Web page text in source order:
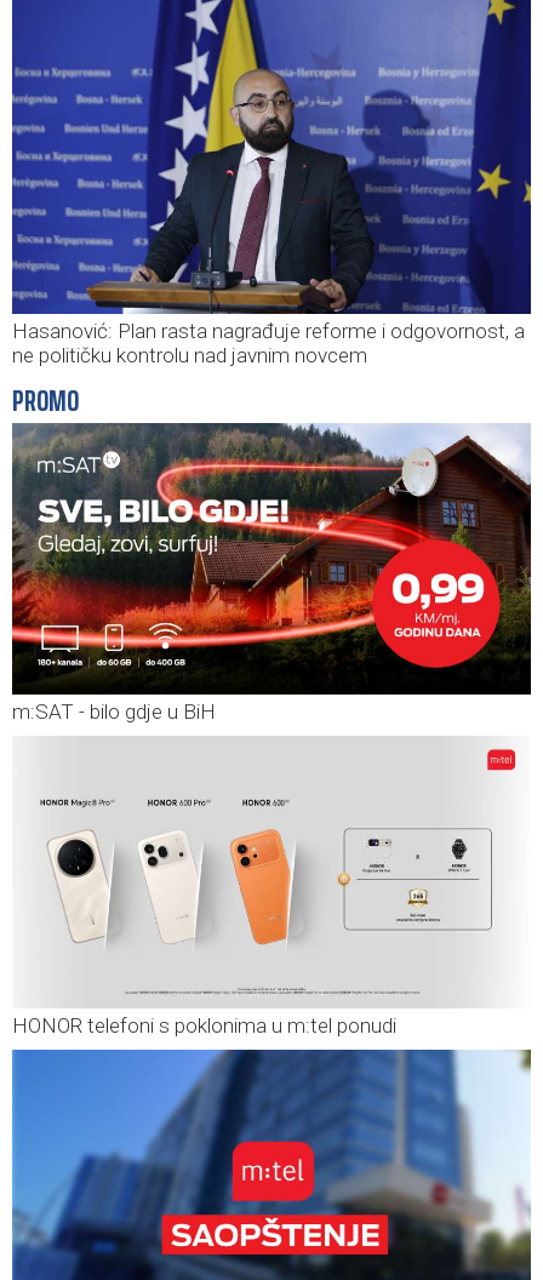
Hasanović: Plan rasta nagrađuje reforme i odgovornost, a
ne političku kontrolu nad javnim novcem
PROMO
m:SAT - bilo gdje u BiH
HONOR telefoni s poklonima u m:tel ponudi